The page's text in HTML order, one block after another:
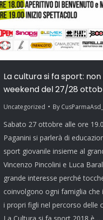
La cultura si fa sport:
weekend del 27/28
Uncategorized By CusParmaAsd_
Sabato 27 ottobre alle ore
Paganini si parlerà di
sport giovanile insieme al
Vincenzo Pincolini e Luca
grande interesse perché
coinvolgono ogni famiglia che
i propri figli nel percorso delle